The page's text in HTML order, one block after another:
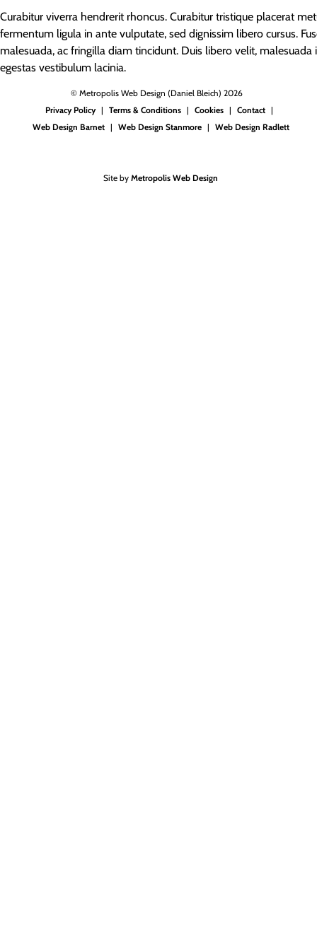
Curabitur viverra hendrerit rhoncus. Curabitur tristique placerat
fermentum ligula in ante vulputate, sed dignissim libero cursus.
malesuada, ac fringilla diam tincidunt. Duis libero velit,
egestas vestibulum lacinia.
© Metropolis Web Design (Daniel Bleich) 2026
Privacy Policy
Terms & Conditions Cookies
Contact
Web Design Barnet
Web Design Stanmore Web Design Radlett
Site by Metropolis Web Design